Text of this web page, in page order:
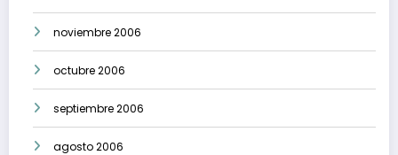
noviembre 2006
octubre 2006
septiembre 2006
agosto 2006